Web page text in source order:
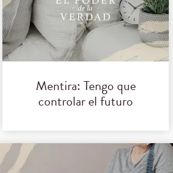
Mentira: Tengo que
controlar el futuro